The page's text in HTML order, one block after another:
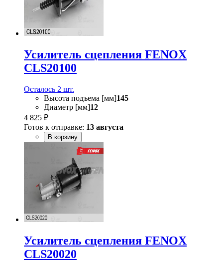
Усилитель сцепления FENOX
CLS20100
Осталось 2 шт.
Высота подъема [мм]145
Диаметр [мм]12
4 825 ₽
Готов к отправке: 13 августа
В корзину
Усилитель сцепления FENOX
CLS20020